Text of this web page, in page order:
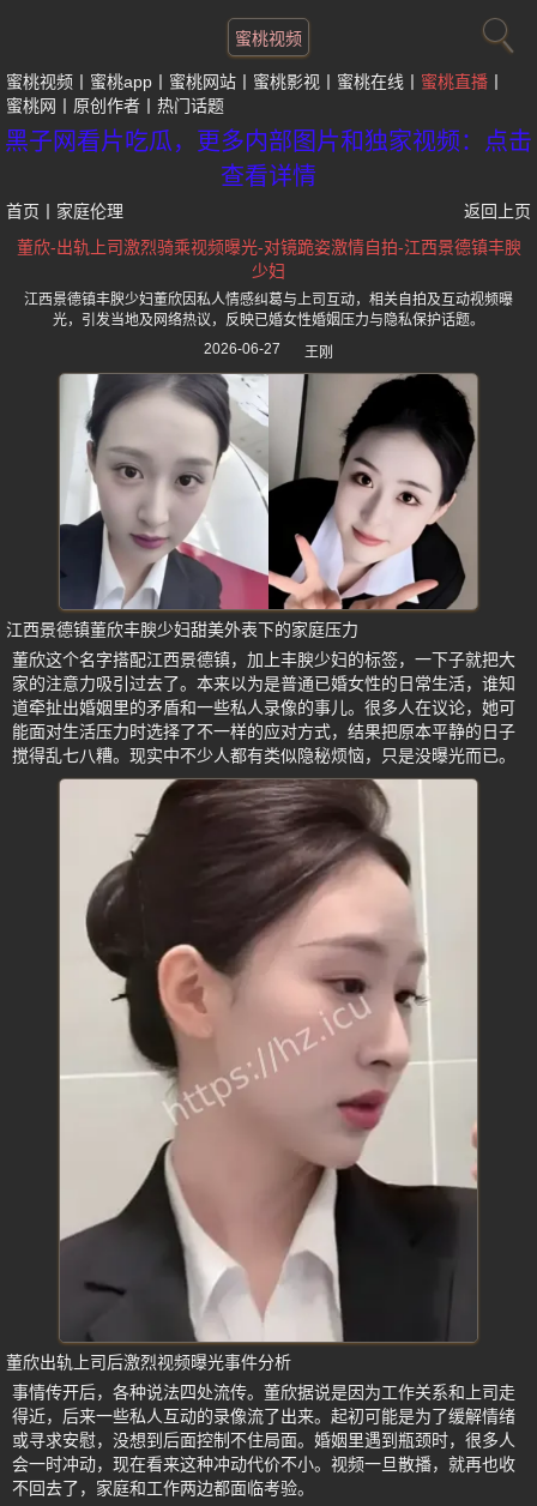
蜜桃视频
蜜桃视频 蜜桃app 蜜桃网站 蜜桃影视 蜜桃在线
蜜桃直播
蜜桃网
原创作者 热门话题
黑子网看片吃瓜，更多内部图片和独家视频：点击
查看详情
首页 家庭伦理
返回上页
董欣-出轨上司激烈骑乘视频曝光-对镜跪姿激情自拍-江西景德镇丰腴
少妇
江西景德镇丰腴少妇董欣因私人情感纠葛与上司互动，相关自拍及互动视频曝
光，引发当地及网络热议，反映已婚女性婚姻压力与隐私保护话题。
2026-06-27
王刚
江西景德镇董欣丰腴少妇甜美外表下的家庭压力
董欣这个名字搭配江西景德镇，加上丰腴少妇的标签，一下子就把大
家的注意力吸引过去了。本来以为是普通已婚女性的日常生活，谁知
道牵扯出婚姻里的矛盾和一些私人录像的事儿。很多人在议论，她可
能面对生活压力时选择了不一样的应对方式，结果把原本平静的日子
搅得乱七八糟。现实中不少人都有类似隐秘烦恼，只是没曝光而已。
董欣出轨上司后激烈视频曝光事件分析
事情传开后，各种说法四处流传。董欣据说是因为工作关系和上司走
得近，后来一些私人互动的录像流了出来。起初可能是为了缓解情绪
或寻求安慰，没想到后面控制不住局面。婚姻里遇到瓶颈时，很多人
会一时冲动，现在看来这种冲动代价不小。视频一旦散播，就再也收
不回去了，家庭和工作两边都面临考验。